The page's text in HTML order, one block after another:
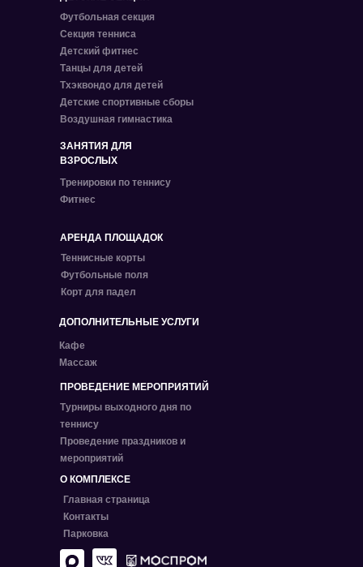
ЗАНЯТИЯ ДЛЯ
ВЗРОСЛЫХ
АРЕНДА ПЛОЩАДОК
Тренировки по теннису
Фитнес
Теннисные корты
Футбольные поля
Корт для падел
Футбольная секция
Секция тенниса
Детский фитнес
Танцы для детей
Тхэквондо для детей
Детские спортивные сборы
Воздушная гимнастика
ДОПОЛНИТЕЛЬНЫЕ УСЛУГИ
ПРОВЕДЕНИЕ МЕРОПРИЯТИЙ
Турниры выходного дня по
теннису
Проведение праздников и
мероприятий
Кафе
Массаж
О КОМПЛЕКСЕ
Главная страница
Контакты
Парковка